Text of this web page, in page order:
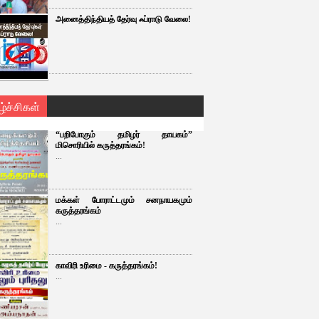
அனைத்திந்தியத் தேர்வு ஃப்ராடு வேலை!
“பறிபோகும் தமிழர் தாயகம்”
மிசொரியில் கருத்தரங்கம்!
...
மக்கள் போராட்டமும் சனநாயகமும்
கருத்தரங்கம்
...
காவிரி உரிமை - கருத்தரங்கம்!
...